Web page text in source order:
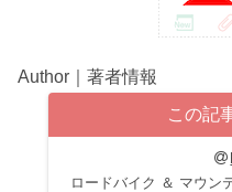
Author｜著者情報
この記
ロードバイク ＆ マウン